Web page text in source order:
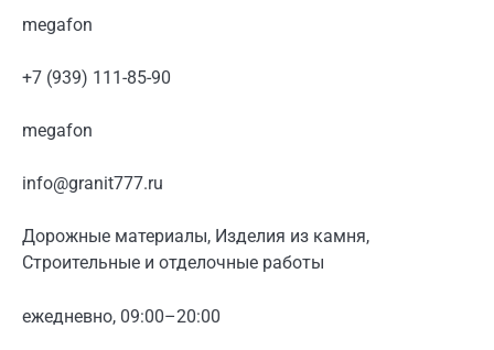
megafon
+7 (939) 111-85-90
megafon
info@granit777.ru
Дорожные материалы, Изделия из камня,
Строительные и отделочные работы
ежедневно, 09:00–20:00